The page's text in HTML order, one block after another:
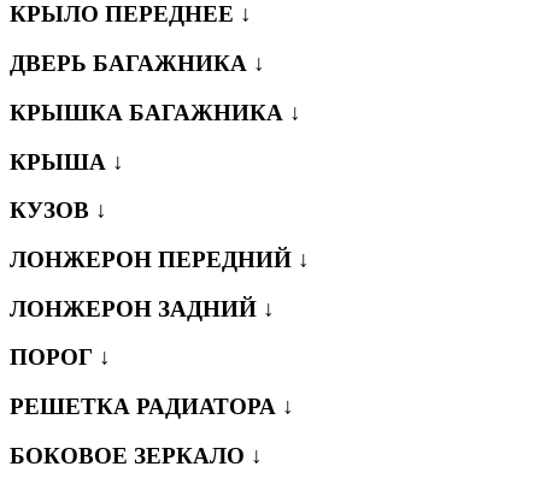
КРЫЛО ПЕРЕДНЕЕ ↓
ДВЕРЬ БАГАЖНИКА ↓
КРЫШКА БАГАЖНИКА ↓
КРЫША ↓
КУЗОВ ↓
ЛОНЖЕРОН ПЕРЕДНИЙ ↓
ЛОНЖЕРОН ЗАДНИЙ ↓
ПОРОГ ↓
РЕШЕТКА РАДИАТОРА ↓
БОКОВОЕ ЗЕРКАЛО ↓